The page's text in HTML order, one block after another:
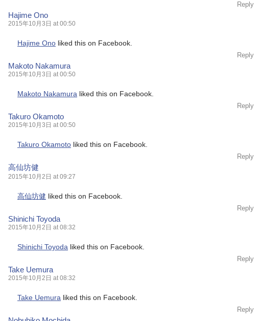
Reply
Hajime Ono
2015年10月3日 at 00:50
Hajime Ono liked this on Facebook.
Reply
Makoto Nakamura
2015年10月3日 at 00:50
Makoto Nakamura liked this on Facebook.
Reply
Takuro Okamoto
2015年10月3日 at 00:50
Takuro Okamoto liked this on Facebook.
Reply
高仙坊健
2015年10月2日 at 09:27
高仙坊健 liked this on Facebook.
Reply
Shinichi Toyoda
2015年10月2日 at 08:32
Shinichi Toyoda liked this on Facebook.
Reply
Take Uemura
2015年10月2日 at 08:32
Take Uemura liked this on Facebook.
Reply